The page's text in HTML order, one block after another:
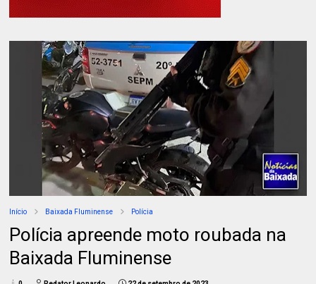
Início Baixada Fluminense Polícia
Polícia apreende moto roubada na
Baixada Fluminense